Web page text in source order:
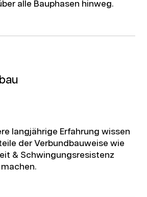
alle Bauphasen hinweg.
langjährige Erfahrung wissen
der Verbundbauweise wie
& Schwingungsresistenz